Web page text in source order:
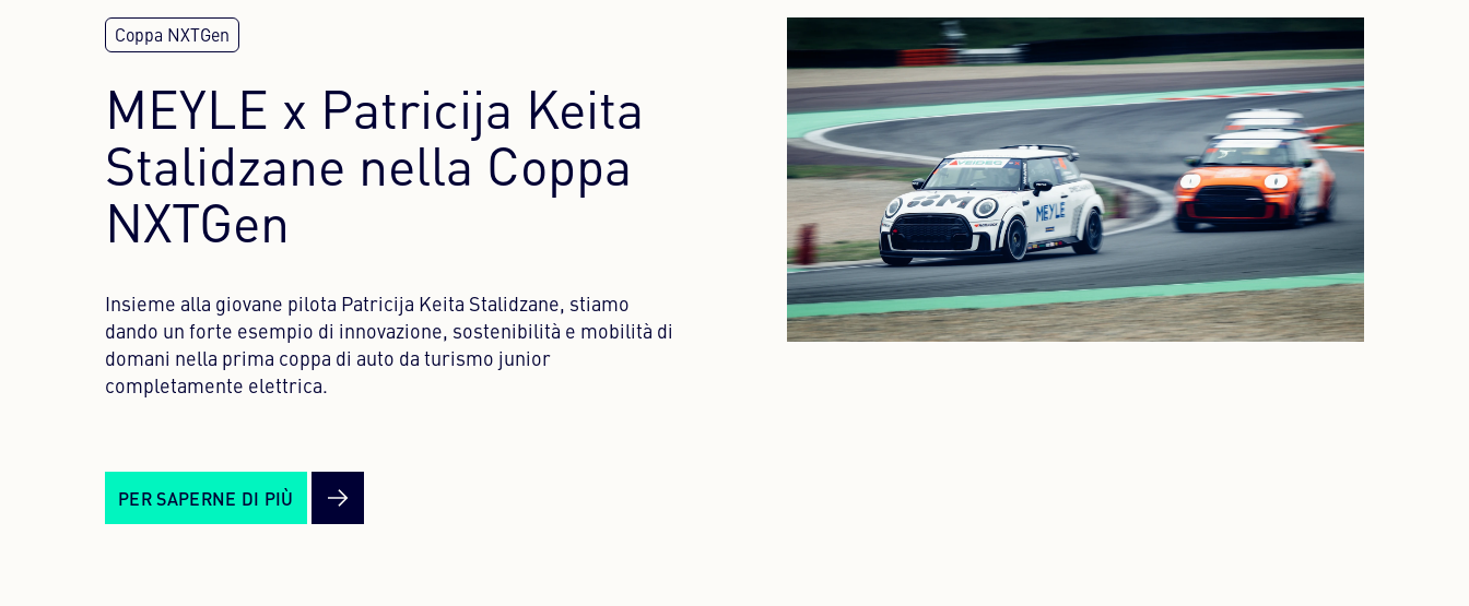
MEYLE x Patricija Keita
Stalidzane nella Coppa
NXTGen
Insieme alla giovane pilota Patricija Keita Stalidzane, stiamo
dando un forte esempio di innovazione, sostenibilità e mobilità di
domani nella prima coppa di auto da turismo junior
completamente elettrica.
PER SAPERNE DI PIÙ